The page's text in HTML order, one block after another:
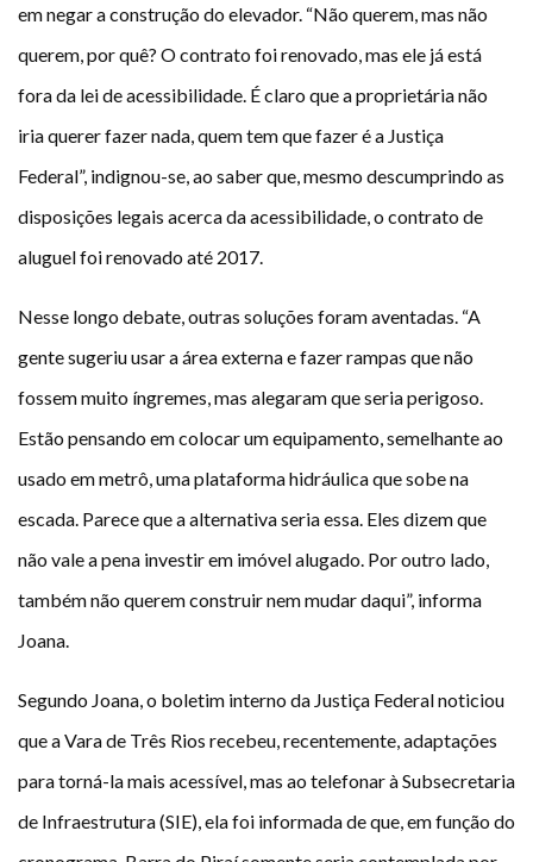
em negar a construção do elevador. “Não querem, mas não
querem, por quê? O contrato foi renovado, mas ele já está
fora da lei de acessibilidade. É claro que a proprietária não
iria querer fazer nada, quem tem que fazer é a Justiça
Federal”, indignou-se, ao saber que, mesmo descumprindo as
disposições legais acerca da acessibilidade, o contrato de
aluguel foi renovado até 2017.
Nesse longo debate, outras soluções foram aventadas. “A
gente sugeriu usar a área externa e fazer rampas que não
fossem muito íngremes, mas alegaram que seria perigoso.
Estão pensando em colocar um equipamento, semelhante ao
usado em metrô, uma plataforma hidráulica que sobe na
escada. Parece que a alternativa seria essa. Eles dizem que
não vale a pena investir em imóvel alugado. Por outro lado,
também não querem construir nem mudar daqui”, informa
Joana.
Segundo Joana, o boletim interno da Justiça Federal noticiou
que a Vara de Três Rios recebeu, recentemente, adaptações
para torná-la mais acessível, mas ao telefonar à Subsecretaria
de Infraestrutura (SIE), ela foi informada de que, em função do